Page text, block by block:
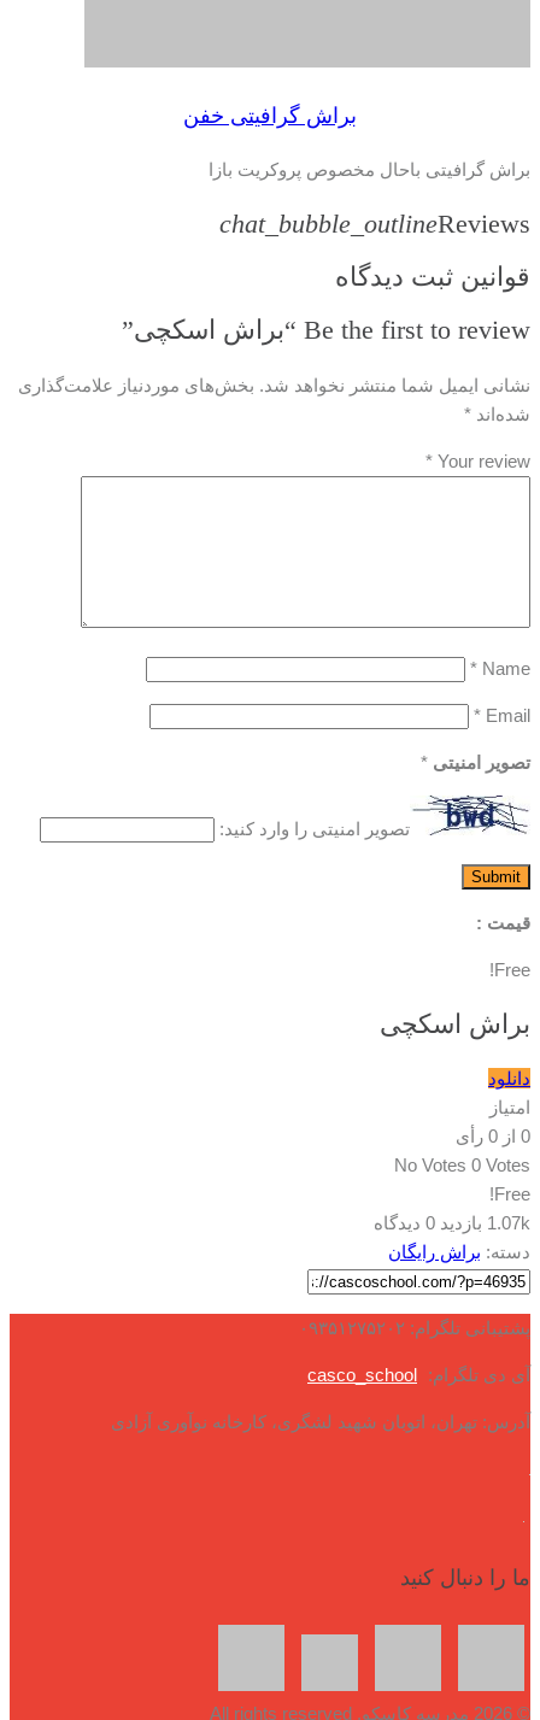
براش گرافیتی خفن
براش گرافیتی باحال مخصوص پروکریت بازا
chat_bubble_outlineReviews
قوانین ثبت دیدگاه
Be the first to review “براش اسکچی”
نشانی ایمیل شما منتشر نخواهد شد. بخش‌های موردنیاز علامت‌گذاری
شده‌اند *
Your review
*
Name
*
Email
*
تصویر امنیتی *
تصویر امنیتی را وارد کنید:
قیمت :
Free!
براش اسکچی
دانلود
امتیاز
0 از 0 رأی
No Votes 0 Votes
Free!
1.07k بازدید
دسته: براش رایگان
پشتیبانی تلگرام: ۰۹۳۵۱۲۷۵۲۰۲
آی دی تلگرام: casco_school
آدرس: تهران، اتوبان شهید لشگری، کارخانه نوآوری آزادی
ما را دنبال کنید
© 2026 مدرسه کاسکو. All rights reserved